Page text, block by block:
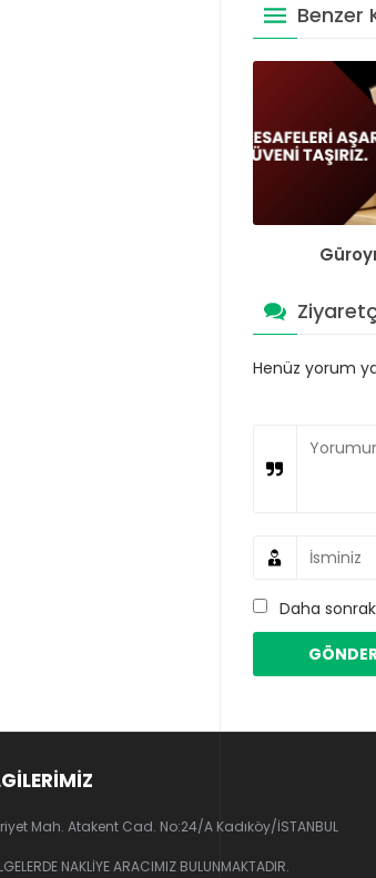
Benzer
Henüz yorum
Daha
Mah. Atakent Cad. No:24/A Kadıköy/İSTANBUL
NAKLİYE ARACIMIZ BULUNMAKTADIR.